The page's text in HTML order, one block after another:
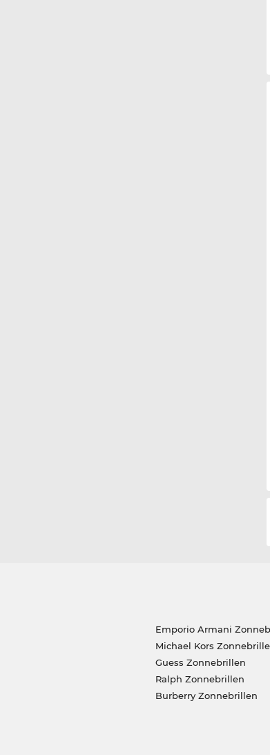
Emporio Armani
Michael Kors
Guess Zonnebrillen
Ralph Zonnebrillen
Burberry Zonnebrillen